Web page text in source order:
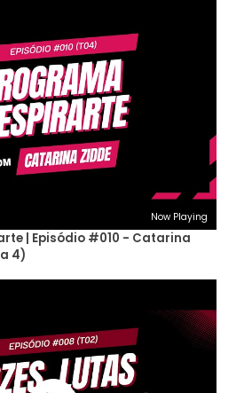
Now Playing
| Episódio #010 - Catarina
4)